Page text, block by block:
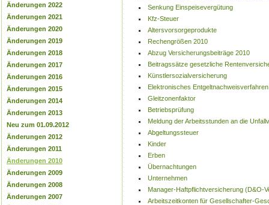
Änderungen 2022
Änderungen 2021
Änderungen 2020
Änderungen 2019
Änderungen 2018
Änderungen 2017
Änderungen 2016
Änderungen 2015
Änderungen 2014
Änderungen 2013
Neu zum 01.09.2012
Änderungen 2012
Änderungen 2011
Änderungen 2010
Änderungen 2009
Änderungen 2008
Änderungen 2007
Senkung Einspeisevergütung
Kfz-Steuer
Altersvorsorgeprodukte
Rechengrößen 2010
Abzug Versicherungsbeiträge 2010
Beitragssätze gesetzliche
Künstlersozialversicherung
Elektronisches
Gleitzonenfaktor
Betriebsprüfung
Meldung der Arbeitsstunden an die
Abgeltungssteuer
Kinder
Erben
Übernachtungen
Unternehmen
Manager-Haftpflichtversicherung (D&O-
Arbeitszeitkonten für Gesellschafter-